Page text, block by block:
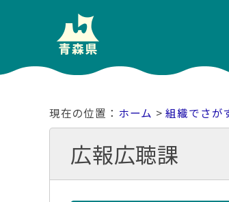
ホーム >組織でさが
広報広聴課